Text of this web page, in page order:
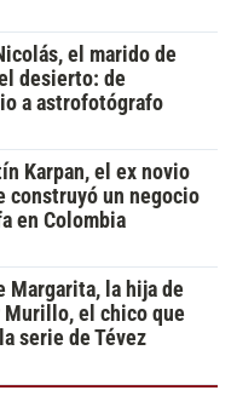
el marido de
desierto: de
a astrofotógrafo
Karpan, el ex novio
construyó un negocio
en Colombia
Margarita, la hija de
Murillo, el chico que
serie de Tévez